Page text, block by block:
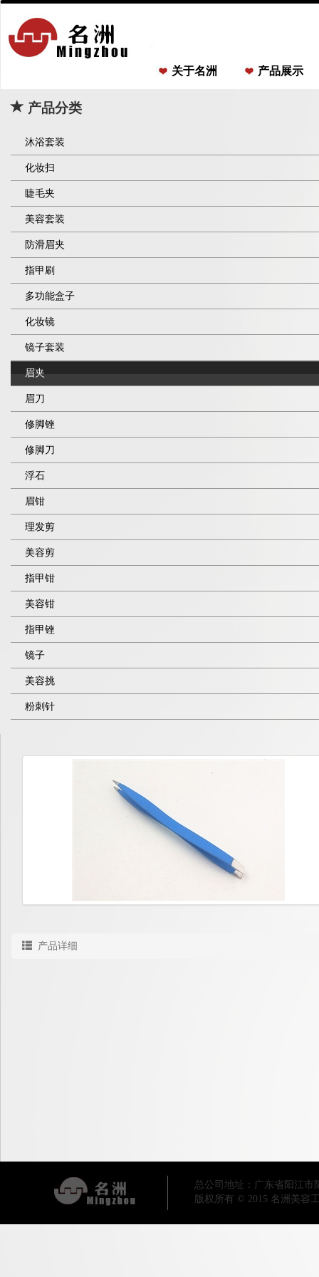
关于名洲 产品展示
产品分类
沐浴套装
化妆扫
睫毛夹
美容套装
防滑眉夹
指甲刷
多功能盒子
化妆镜
镜子套装
眉夹
眉刀
修脚锉
修脚刀
浮石
眉钳
理发剪
美容剪
指甲钳
美容钳
指甲锉
镜子
美容挑
粉刺针
产品详细
总公司地址：广东省阳江市
版权所有 © 2015 名洲美容